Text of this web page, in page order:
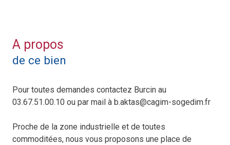
A propos
de ce bien
Pour toutes demandes contactez Burcin au
03.67.51.00.10 ou par mail à b.aktas@cagim-sogedim.fr
Proche de la zone industrielle et de toutes
commoditées, nous vous proposons une place de